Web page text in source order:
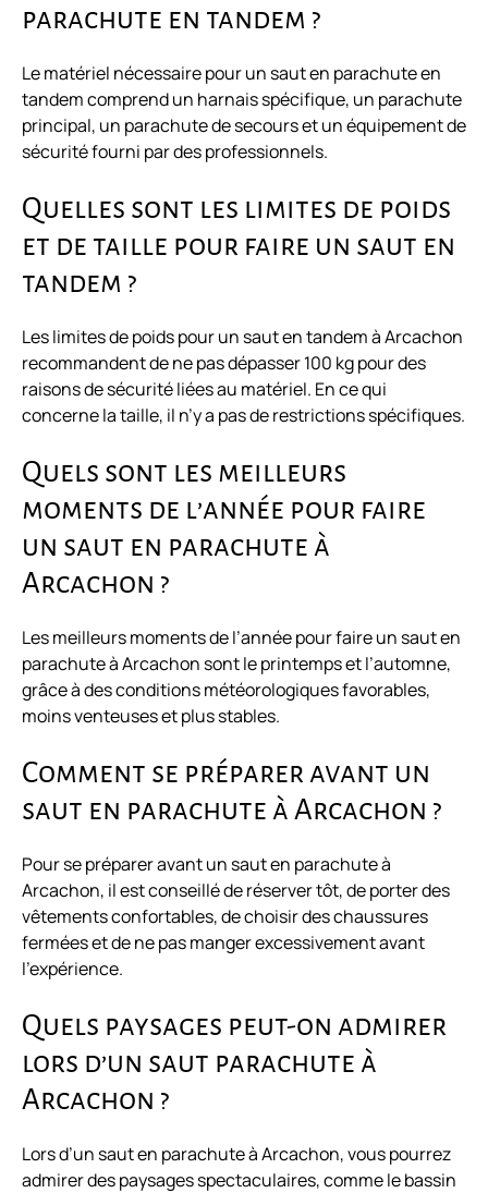
parachute en tandem ?
Le matériel nécessaire pour un saut en parachute en
tandem comprend un harnais spécifique, un parachute
principal, un parachute de secours et un équipement de
sécurité fourni par des professionnels.
Quelles sont les limites de poids
et de taille pour faire un saut en
tandem ?
Les limites de poids pour un saut en tandem à Arcachon
recommandent de ne pas dépasser 100 kg pour des
raisons de sécurité liées au matériel. En ce qui
concerne la taille, il n’y a pas de restrictions spécifiques.
Quels sont les meilleurs
moments de l’année pour faire
un saut en parachute à
Arcachon ?
Les meilleurs moments de l’année pour faire un saut en
parachute à Arcachon sont le printemps et l’automne,
grâce à des conditions météorologiques favorables,
moins venteuses et plus stables.
Comment se préparer avant un
saut en parachute à Arcachon ?
Pour se préparer avant un saut en parachute à
Arcachon, il est conseillé de réserver tôt, de porter des
vêtements confortables, de choisir des chaussures
fermées et de ne pas manger excessivement avant
l’expérience.
Quels paysages peut-on admirer
lors d’un saut parachute à
Arcachon ?
Lors d’un saut en parachute à Arcachon, vous pourrez
admirer des paysages spectaculaires, comme le bassin